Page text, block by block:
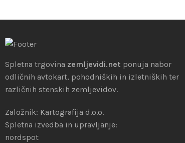
Spletna trgovina zemljevidi.net ponuja nabor
odličnih avtokart, pohodniških in izletniških ter
različnih stenskih zemljevidov.
Založnik: Kartografija d.o.o.
Spletna izvedba in upravljanje:
nordspot